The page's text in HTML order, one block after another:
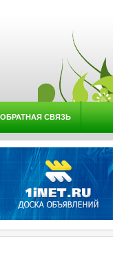
ОБРАТНАЯ СВЯЗЬ